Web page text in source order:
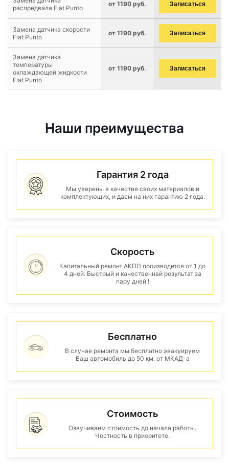
распредвала Fiat Punto
от 1190 руб. Записаться
Замена датчика скорости
Fiat Punto
от 1190 руб. Записаться
Замена датчика
температуры
охлаждающей жидкости
Fiat Punto
от 1190 руб. Записаться
Наши преимущества
Гарантия 2 года
Мы уверены в качестве своих материалов и
комплектующих, и даем на них гарантию 2 года.
Скорость
Капитальный ремонт АКПП производится от 1 до
4 дней. Быстрый и качественнвй результат за
пару дней !
Бесплатно
В случае ремонта мы бесплатно эвакуируем
Ваш автомобиль до 50 км. от МКАД-а
Стоимость
Озвучиваем стоимость до начала работы.
Честность в приоритете.